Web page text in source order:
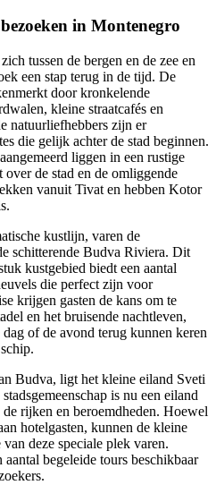
in Montenegro
tussen de bergen en de zee en
een stap terug in de tijd. De
door kronkelende
kleine straatcafés en
natuurliefhebbers zijn er
die gelijk achter de stad beginnen.
liggen in een rustige
de stad en de omliggende
vanuit Tivat en hebben Kotor
kustlijn, varen de
schitterende Budva Riviera. Dit
kustgebied biedt een aantal
die perfect zijn voor
krijgen gasten de kans om te
en het bruisende nachtleven,
of de avond terug kunnen keren
Budva, ligt het kleine eiland Sveti
is nu een eiland
rijken en beroemdheden. Hoewel
hotelgasten, kunnen de kleine
deze speciale plek varen.
begeleide tours beschikbaar